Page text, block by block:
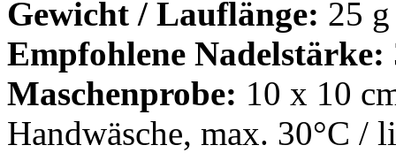
Gewicht / Lauflänge: 25
Empfohlene Nadelstärke:
Maschenprobe: 10 x 10
Handwäsche, max. 30°C /